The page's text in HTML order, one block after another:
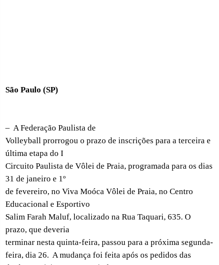
São Paulo (SP)
– A Federação Paulista de
Volleyball prorrogou o prazo de inscrições para a terceira e
última etapa do I
Circuito Paulista de Vôlei de Praia, programada para os dias
31 de janeiro e 1º
de fevereiro, no Viva Moóca Vôlei de Praia, no Centro
Educacional e Esportivo
Salim Farah Maluf, localizado na Rua Taquari, 635. O
prazo, que deveria
terminar nesta quinta-feira, passou para a próxima segunda-
feira, dia 26. A mudança foi feita após os pedidos das